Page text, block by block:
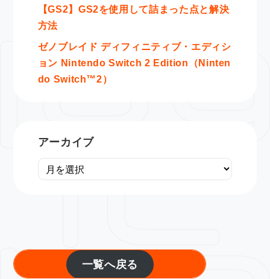
【GS2】GS2を使用して詰まった点と解決
方法
ゼノブレイド ディフィニティブ・エディシ
ョン Nintendo Switch 2 Edition（Ninten
do Switch™2）
アーカイブ
一覧へ戻る